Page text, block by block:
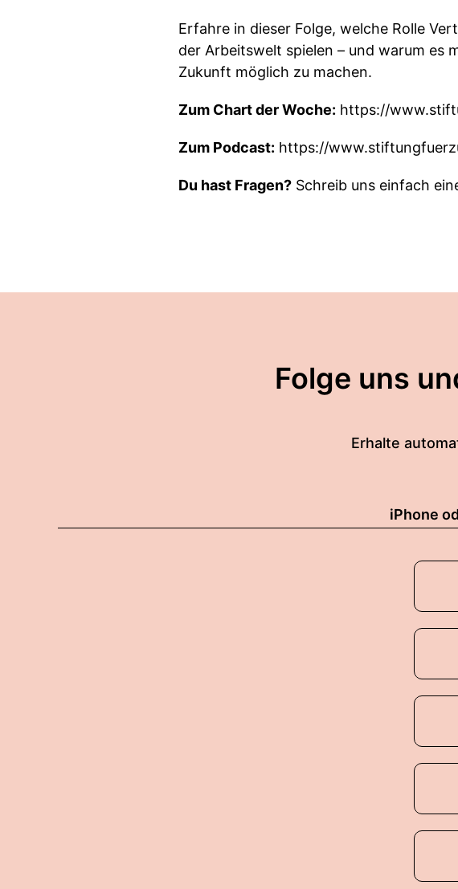
Erfahre in dieser Folge, welche Rolle
der Arbeitswelt spielen – und warum es
Zukunft möglich zu machen.
Zum Chart der Woche: https://
Zum Podcast: https://
Du hast Fragen? Schreib uns einfach
Folge uns
Erhalte
iPhone